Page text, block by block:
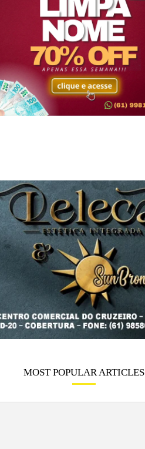
MOST POPULAR ARTICLES